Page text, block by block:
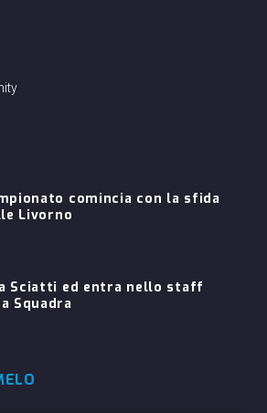
comincia con la sfida
Livorno
Sciatti ed entra nello staff
Squadra